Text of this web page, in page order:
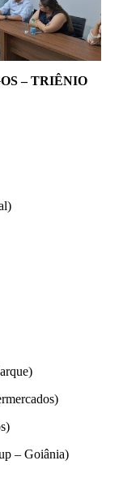
– TRIÊNIO
– Goiânia)